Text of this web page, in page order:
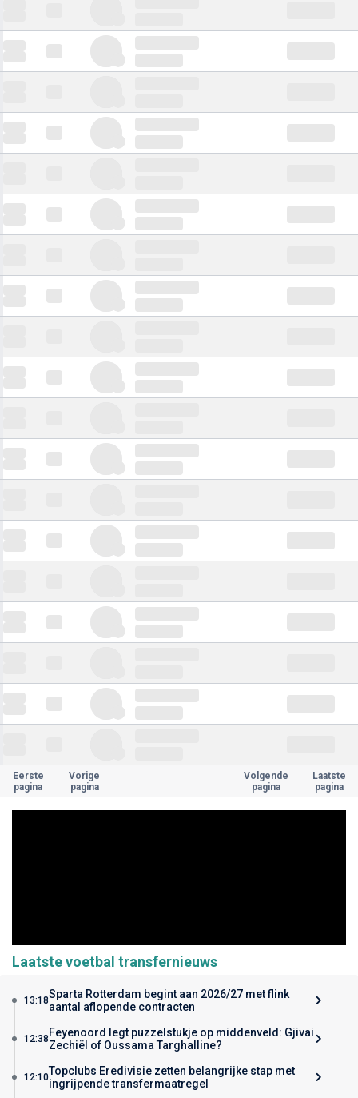
Eerste
pagina
Vorige
pagina
Volgende
pagina
Laatste
pagina
Laatste voetbal transfernieuws
13:18Sparta Rotterdam begint aan 2026/27 met flink
aantal aflopende contracten
12:38 Feyenoord legt puzzelstukje op middenveld: Gjivai
Zechiël of Oussama Targhalline?
12:10Topclubs Eredivisie zetten belangrijke stap met
ingrijpende transfermaatregel